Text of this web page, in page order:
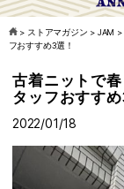
> ストアマガジン > JAM >
フおすすめ3選！
古着ニットで
タッフおすすめ
2022/01/18